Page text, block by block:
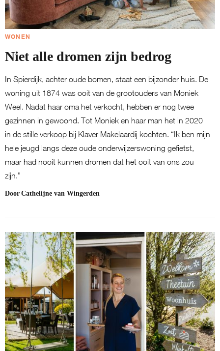
WONEN
Niet alle dromen zijn bedrog
In Spierdijk, achter oude bomen, staat een bijzonder huis. De
woning uit 1874 was ooit van de grootouders van Moniek
Weel. Nadat haar oma het verkocht, hebben er nog twee
gezinnen in gewoond. Tot Moniek en haar man het in 2020
in de stille verkoop bij Klaver Makelaardij kochten. “Ik ben mijn
hele jeugd langs deze oude onderwijzerswoning gefietst,
maar had nooit kunnen dromen dat het ooit van ons zou
zijn.”
Door Cathelijne van Wingerden